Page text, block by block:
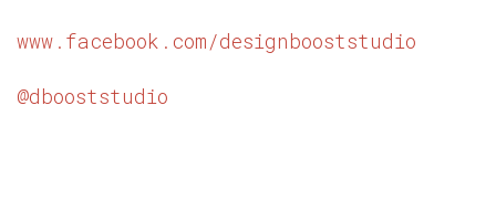
www.facebook.com/designbooststudio
@dbooststudio